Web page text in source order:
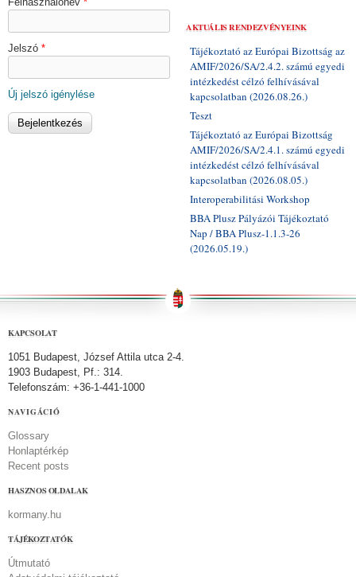
Jelszó *
Új jelszó igénylése
AKTUÁLIS RENDEZVÉNYEINK
Tájékoztató az Európai Bizottság az
AMIF/2026/SA/2.4.2. számú egyedi
intézkedést célzó felhívásával
kapcsolatban (2026.08.26.)
Teszt
Tájékoztató az Európai Bizottság
AMIF/2026/SA/2.4.1. számú egyedi
intézkedést célzó felhívásával
kapcsolatban (2026.08.05.)
Interoperabilitási Workshop
BBA Plusz Pályázói Tájékoztató
Nap / BBA Plusz-1.1.3-26
(2026.05.19.)
KAPCSOLAT
1051 Budapest, József Attila utca 2-4.
1903 Budapest, Pf.: 314.
Telefonszám: +36-1-441-1000
NAVIGÁCIÓ
Glossary
Honlaptérkép
Recent posts
HASZNOS OLDALAK
kormany.hu
TÁJÉKOZTATÓK
Útmutató